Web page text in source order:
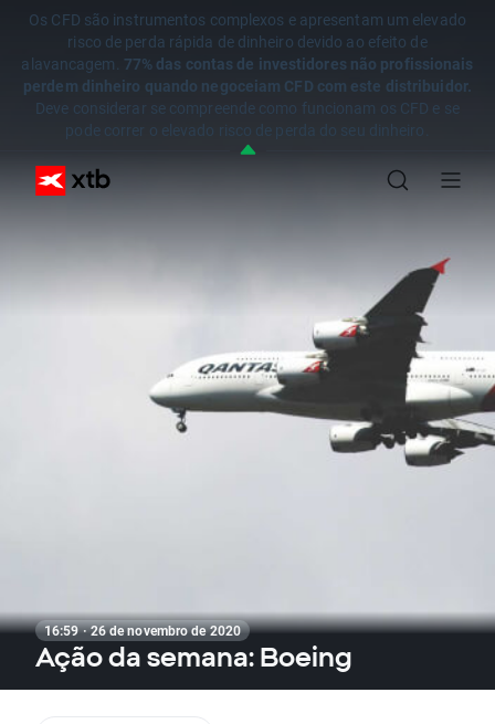
Os CFD são instrumentos complexos e apresentam um elevado
risco de perda rápida de dinheiro devido ao efeito de
alavancagem. 77% das contas de investidores não profissionais
perdem dinheiro quando negoceiam CFD com este distribuidor.
Deve considerar se compreende como funcionam os CFD e se
pode correr o elevado risco de perda do seu dinheiro.
16:59 · 26 de novembro de 2020
Ação da semana: Boeing